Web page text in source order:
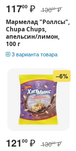
11700 ₽ 13000 ₽
Мармелад "Роллсы",
Chupa Chups,
апельсин/лимон,
100 г
3 варианта товара
–6%
121 00 ₽ 13000 ₽